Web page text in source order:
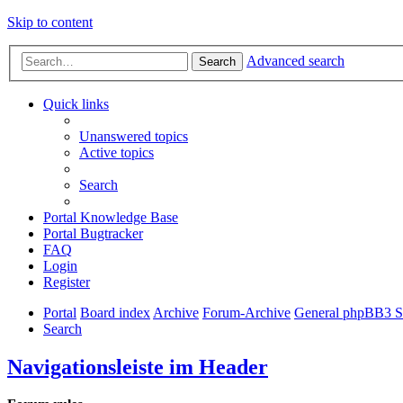
Skip to content
Search Advanced search
Quick links
Unanswered topics
Active topics
Search
Portal Knowledge Base
Portal Bugtracker
FAQ
Login
Register
Portal Board index Archive Forum-Archive General phpBB3
Search
Navigationsleiste im Header